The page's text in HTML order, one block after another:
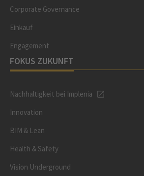
Corporate Governance
Einkauf
Engagement
FOKUS ZUKUNFT
Nachhaltigkeit bei Implenia
Innovation
BIM & Lean
Health & Safety
Vision Underground